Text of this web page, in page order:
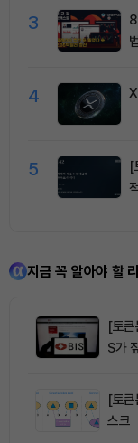
3
4
5
[
지금 꼭 알아야 할
[토
S가
[토
스크